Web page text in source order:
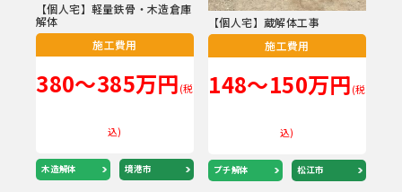
【個人宅】軽量鉄骨・木造倉庫
解体
施工費用
380～385万円(税
込)
木造解体 境港市
【個人宅】蔵解体工事
施工費用
148～150万円(税
込)
プチ解体 松江市